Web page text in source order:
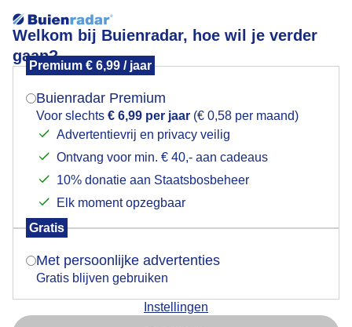
Welkom bij Buienradar, hoe wil je verder
gaan?
Premium € 6,99 / jaar
Buienradar Premium
Voor slechts € 6,99 per jaar (€ 0,58 per maand)
Advertentievrij en privacy veilig
Ontvang voor min. € 40,- aan cadeaus
10% donatie aan Staatsbosbeheer
Elk moment opzegbaar
Gratis
Met persoonlijke advertenties
Gratis blijven gebruiken
Instellingen
ZONSONDERGANG
naar de Zonsondergang te kijken
Mogen we je locatie gebruiken voor het
Indien je hier nog geen akkoord op hebt gegeven,
verschijnt er zo een pop-up uit je browser waarin
Is goed, toon de popup
Nu niet, misschien later